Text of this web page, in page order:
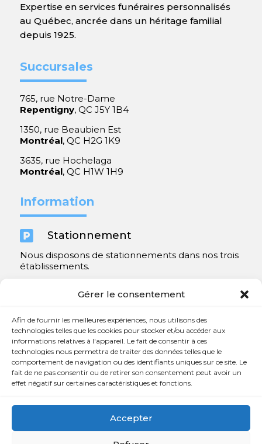
Gérer le consentement
Afin de fournir les meilleures expériences, nous utilisons des
technologies telles que les cookies pour stocker et/ou accéder aux
informations relatives à l'appareil. Le fait de consentir à ces
technologies nous permettra de traiter des données telles que le
comportement de navigation ou des identifiants uniques sur ce site. Le
fait de ne pas consentir ou de retirer son consentement peut avoir un
effet négatif sur certaines caractéristiques et fonctions.
Accepter
Expertise en services funéraires personnalisés
au Québec, ancrée dans un héritage familial
depuis 1925.
Succursales
765, rue Notre-Dame
Repentigny, QC J5Y 1B4
1350, rue Beaubien Est
Montréal, QC H2G 1K9
3635, rue Hochelaga
Montréal, QC H1W 1H9
Information
 Stationnement
Nous disposons de stationnements dans nos trois
établissements.
Contact
 450 654-3342
 info@charlesrajotte.com
765, rue Notre-Dame